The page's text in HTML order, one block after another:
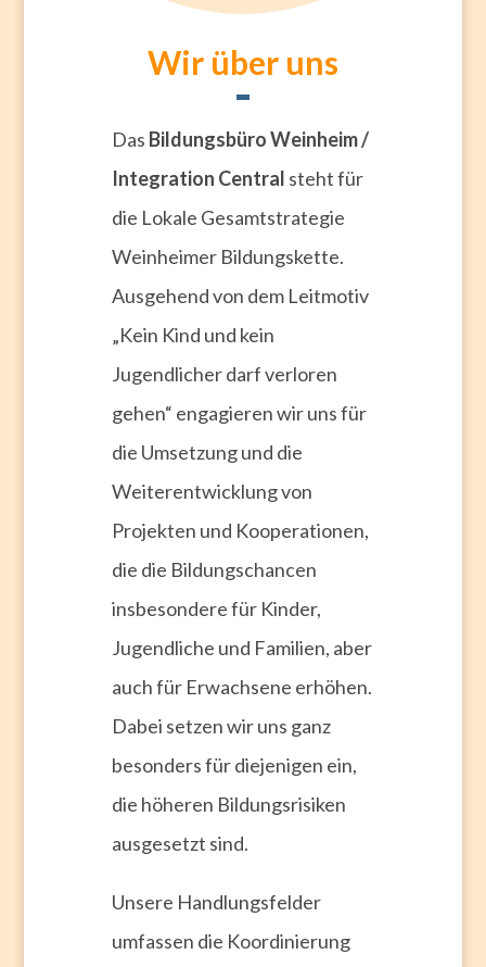
Wir über uns
Das Bildungsbüro Weinheim /
Integration Central steht für
die Lokale Gesamtstrategie
Weinheimer Bildungskette.
Ausgehend von dem Leitmotiv
„Kein Kind und kein
Jugendlicher darf verloren
gehen“ engagieren wir uns für
die Umsetzung und die
Weiterentwicklung von
Projekten und Kooperationen,
die die Bildungschancen
insbesondere für Kinder,
Jugendliche und Familien, aber
auch für Erwachsene erhöhen.
Dabei setzen wir uns ganz
besonders für diejenigen ein,
die höheren Bildungsrisiken
ausgesetzt sind.
Unsere Handlungsfelder
umfassen die Koordinierung